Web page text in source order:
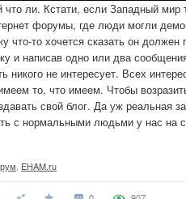
ли. Кстати, если Западный мир
форумы, где люди могли
что-то хочется сказать он должен
и написав одно или два
никого не интересует. Всех
то, что имеем. Чтобы
свой блог. Да уж реальная
с нормальными людьми у нас на
EHAM.ru